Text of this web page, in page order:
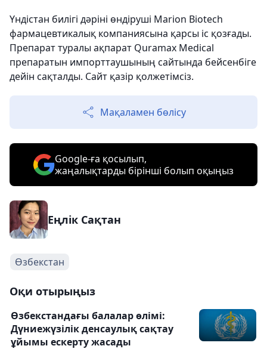
Үндістан билігі дәріні өндіруші Marion Biotech
фармацевтикалық компаниясына қарсы іс қозғады.
Препарат туралы ақпарат Quramax Medical
препаратын импорттаушының сайтында бейсенбіге
дейін сақталды. Сайт қазір қолжетімсіз.
Мақаламен бөлісу
Google-ға қосылып,
жаңалықтарды бірінші болып оқыңыз
Еңлік Сақтан
Өзбекстан
Оқи отырыңыз
Өзбекстандағы балалар өлімі:
Дүниежүзілік денсаулық сақтау
ұйымы ескерту жасады